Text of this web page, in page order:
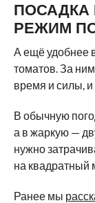
ПОСАДКА
РЕЖИМ
А ещё удобнее
томатов. За
время и силы, и
В обычную
а в жаркую —
нужно
на квадратный
Ранее мы